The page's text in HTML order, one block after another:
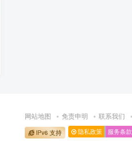
网站地图 免责申明 联系我们
IPv6 支持 隐私政策 服务条款